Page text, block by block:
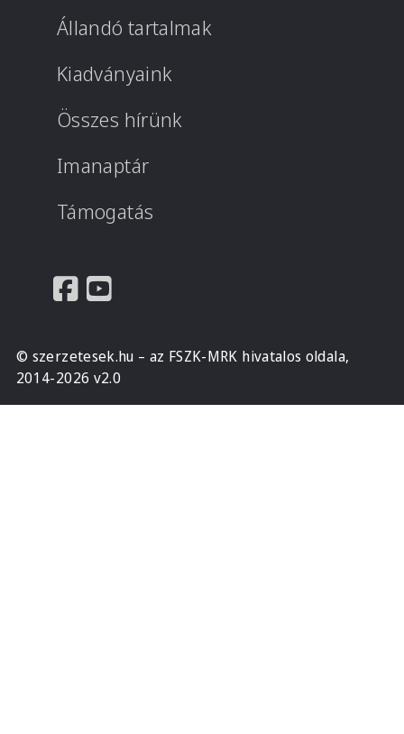
Állandó tartalmak
Kiadványaink
Összes hírünk
Imanaptár
Támogatás
© szerzetesek.hu – az FSZK-MRK hivatalos oldala,
2014-2026 v2.0